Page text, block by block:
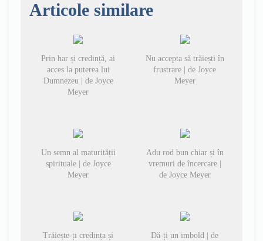
Articole similare
Prin har și credință, ai
acces la puterea lui
Dumnezeu | de Joyce
Meyer
Nu accepta să trăiești în
frustrare | de Joyce
Meyer
Un semn al maturității
spirituale | de Joyce
Meyer
Adu rod bun chiar și în
vremuri de încercare |
de Joyce Meyer
Trăiește-ți credința și
Dă-ți un imbold | de